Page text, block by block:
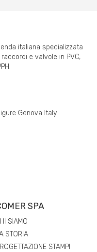
italiana specializzata
e valvole in PVC,
Genova Italy
SPA
SIAMO
STORIA
STAMPI